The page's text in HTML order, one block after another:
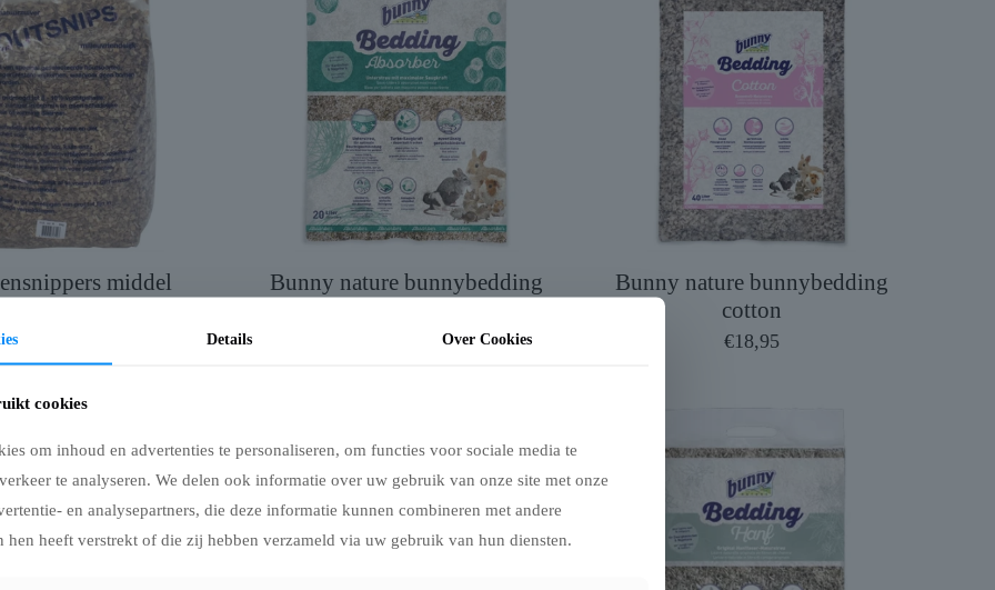
middel
Bunny nature bunnybedding
Bunny nature bunnybedding
cotton
€18,95
Details Over Cookies
cookies
om inhoud en advertenties te personaliseren, om functies voor sociale media te
te analyseren. We delen ook informatie over uw gebruik van onze site met onze
en analysepartners, die deze informatie kunnen combineren met andere
hen heeft verstrekt of die zij hebben verzameld via uw gebruik van hun diensten.